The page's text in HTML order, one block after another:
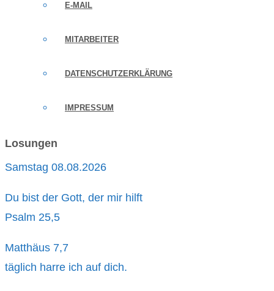
E-MAIL
MITARBEITER
DATENSCHUTZERKLÄRUNG
IMPRESSUM
Losungen
Samstag 08.08.2026
Du bist der Gott, der mir hilft
Psalm 25,5
Matthäus 7,7
täglich harre ich auf dich.